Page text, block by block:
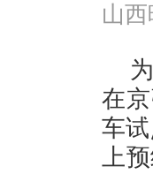
山西
在
车
上